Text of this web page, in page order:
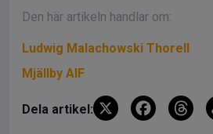
Den här artikeln handlar om:
Ludwig Malachowski Thorell
Mjällby AIF
Dela artikel: X
F
T